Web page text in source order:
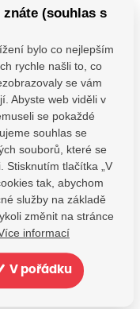
(souhlas s
bylo co nejlepším
rychle našli to, co
se vám
Abyste web viděli v
se pokaždé
souhlas se
souborů, které se
Stisknutím tlačítka „V
tak, abychom
služby na základě
změnit na stránce
informací
V pořádku